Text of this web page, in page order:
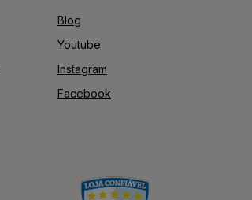
Blog
Youtube
Instagram
Facebook